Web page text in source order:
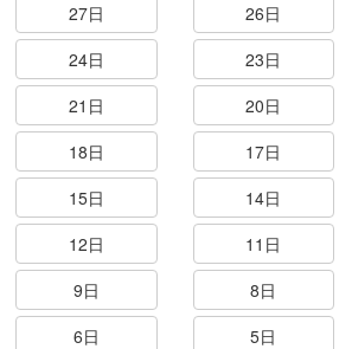
27日
26日
24日
23日
21日
20日
18日
17日
15日
14日
12日
11日
9日
8日
6日
5日